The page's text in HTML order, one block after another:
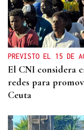
PREVISTO EL 15 DE
El CNI considera
redes para
Ceuta